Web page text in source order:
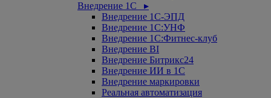
Внедрение 1С ▸
Внедрение 1С-ЭПД
Внедрение 1С:УНФ
Внедрение 1С:Фитнес-клуб
Внедрение BI
Внедрение Битрикс24
Внедрение ИИ в 1С
Внедрение маркировки
Реальная автоматизация